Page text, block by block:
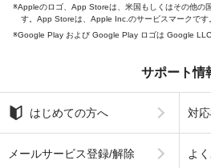
Appleのロゴ、App Storeは、米国もしくはその他の
す。App Storeは、Apple Inc.のサービスマークです
Google Play および Google Play ロゴは Google LLC
サポート情
はじめての方へ 対
メールサービス登録/解除 よ